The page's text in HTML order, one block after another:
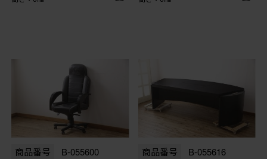
商品番号 B-055600 商品番号 B-055616